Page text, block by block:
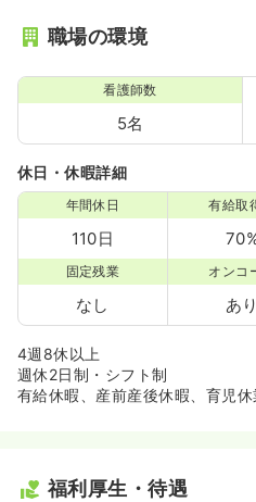
職場の環境
看護師数
5名
休日・休暇詳細
年間休日
110日
有給取
固定残業
なし
オンコ
あり
4週8休以上
週休2日制・シフト制
有給休暇、産前産後休暇、育児
福利厚生・待遇